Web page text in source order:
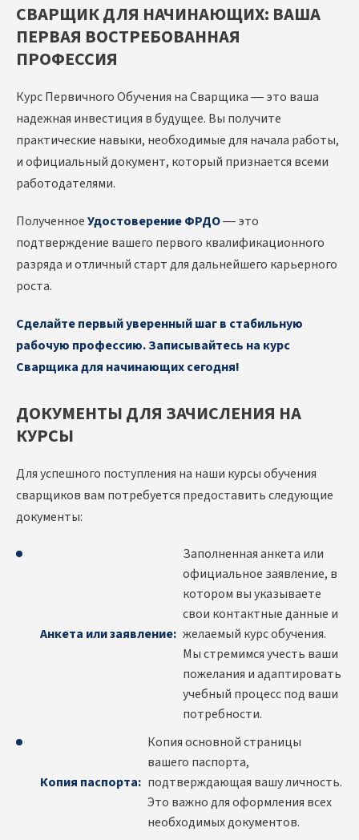
СВАРЩИК ДЛЯ НАЧИНАЮЩИХ: ВАША
ПЕРВАЯ ВОСТРЕБОВАННАЯ
ПРОФЕССИЯ
Курс Первичного Обучения на Сварщика — это ваша
надежная инвестиция в будущее. Вы получите
практические навыки, необходимые для начала работы,
и официальный документ, который признается всеми
работодателями.
ПолученноеУдостоверение ФРДО— это
подтверждение вашего первого квалификационного
разряда и отличный старт для дальнейшего карьерного
роста.
Сделайте первый уверенный шаг в стабильную
рабочую профессию. Записывайтесь на курс
Сварщика для начинающих сегодня!
ДОКУМЕНТЫ ДЛЯ ЗАЧИСЛЕНИЯ НА
КУРСЫ
Для успешного поступления на наши курсы обучения
сварщиков вам потребуется предоставить следующие
документы:
Анкета или заявление:
Заполненная анкета или
официальное заявление, в
котором вы указываете
свои контактные данные и
желаемый курс обучения.
Мы стремимся учесть ваши
пожелания и адаптировать
учебный процесс под ваши
потребности.
Копия паспорта:
Копия основной страницы
вашего паспорта,
подтверждающая вашу личность.
Это важно для оформления всех
необходимых документов.